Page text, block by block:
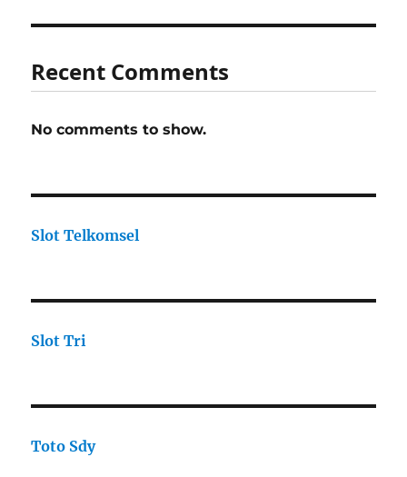
Recent Comments
No comments to show.
Slot Telkomsel
Slot Tri
Toto Sdy